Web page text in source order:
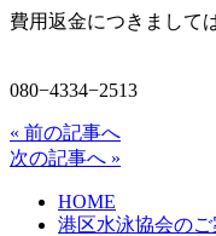
費用返金につきまして
港区
080−4334−2513
投
稿
« 前の記事へ
次の記事へ »
HOME
港区水泳協会のご